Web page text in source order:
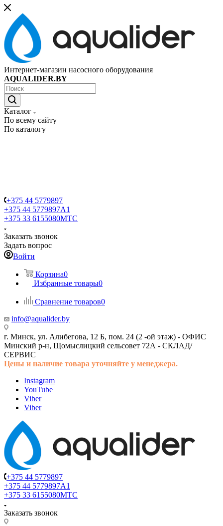
Интернет-магазин насосного оборудования
AQUALIDER.BY
Каталог
По всему сайту
По каталогу
+375 44 5779897
+375 44 5779897A1
+375 33 6155080МТС
Заказать звонок
Задать вопрос
Войти
Корзина0
Избранные товары0
Сравнение товаров0
info@aqualider.by
г. Минск, ул. Алибегова, 12 Б, пом. 24 (2 -ой этаж) - ОФИС
Минский р-н, Щомыслицкий сельсовет 72А - СКЛАД/
СЕРВИС
Цены и наличие товара уточняйте у менеджера.
Instagram
YouTube
Viber
Viber
+375 44 5779897
+375 44 5779897A1
+375 33 6155080МТС
Заказать звонок